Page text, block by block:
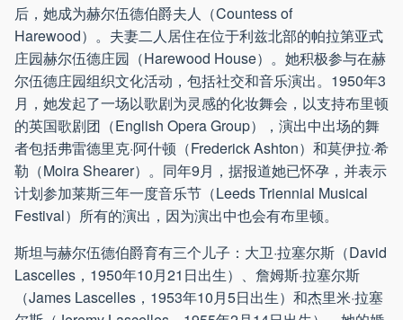
后，她成为赫尔伍德伯爵夫人（Countess of
Harewood）。夫妻二人居住在位于利兹北部的帕拉第亚式
庄园赫尔伍德庄园（Harewood House）。她积极参与在赫
尔伍德庄园组织文化活动，包括社交和音乐演出。1950年3
月，她发起了一场以歌剧为灵感的化妆舞会，以支持布里顿
的英国歌剧团（English Opera Group），演出中出场的舞
者包括弗雷德里克·阿什顿（Frederick Ashton）和莫伊拉·希
勒（Moira Shearer）。同年9月，据报道她已怀孕，并表示
计划参加莱斯三年一度音乐节（Leeds Triennial Musical
Festival）所有的演出，因为演出中也会有布里顿。
斯坦与赫尔伍德伯爵育有三个儿子：大卫·拉塞尔斯（David
Lascelles，1950年10月21日出生）、詹姆斯·拉塞尔斯
（James Lascelles，1953年10月5日出生）和杰里米·拉塞